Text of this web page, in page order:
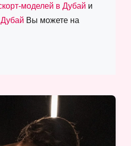
моделей в Дубай и
Дубай Вы можете на